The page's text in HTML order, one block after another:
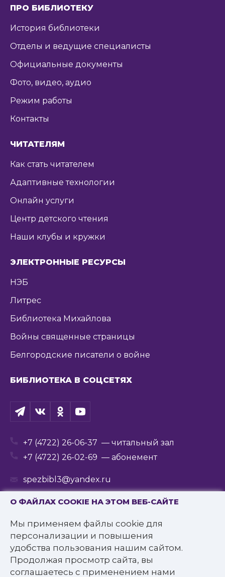
О ФАЙЛАХ COOKIE НА ЭТОМ ВЕБ-САЙТЕ
Мы применяем файлы cookie для
персонализации и повышения
удобства пользования нашим сайтом.
Продолжая просмотр сайта, вы
соглашаетесь с применением нами
ПРО БИБЛИОТЕКУ
История библиотеки
Отделы и ведущие специалисты
Официальные документы
Фото, видео, аудио
Режим работы
Контакты
ЧИТАТЕЛЯМ
Как стать читателем
Адаптивные технологии
Онлайн услуги
Центр детского чтения
Наши клубы и кружки
ЭЛЕКТРОННЫЕ РЕСУРСЫ
НЭБ
Литрес
Библиотека Михайлова
Войны священные страницы
Белгородские писатели о войне
БИБЛИОТЕКА В СОЦСЕТЯХ
+7 (4722) 26-06-37 — читальный зал
+7 (4722) 26-02-69 — абонемент
spezbibl3@yandex.ru
© 2016—2022 Государственное бюджетное
учреждение культуры
«Белгородская государственная специальная
библиотека для слепых им. В.Я. Ерошенко».